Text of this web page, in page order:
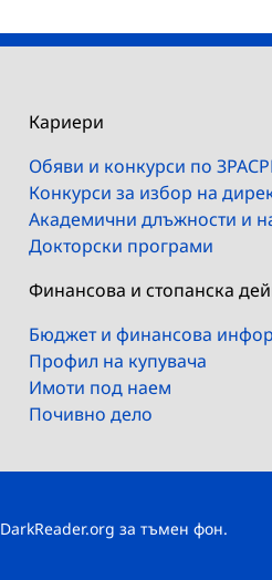
Кариери
Обяви и конкурси по
Конкурси за избор на
Академични длъжности и
Докторски програми
Финансова и стопанска
Бюджет и финансова
Профил на купувача
Имоти под наем
Почивно дело
DarkReader.org за тъмен фон.